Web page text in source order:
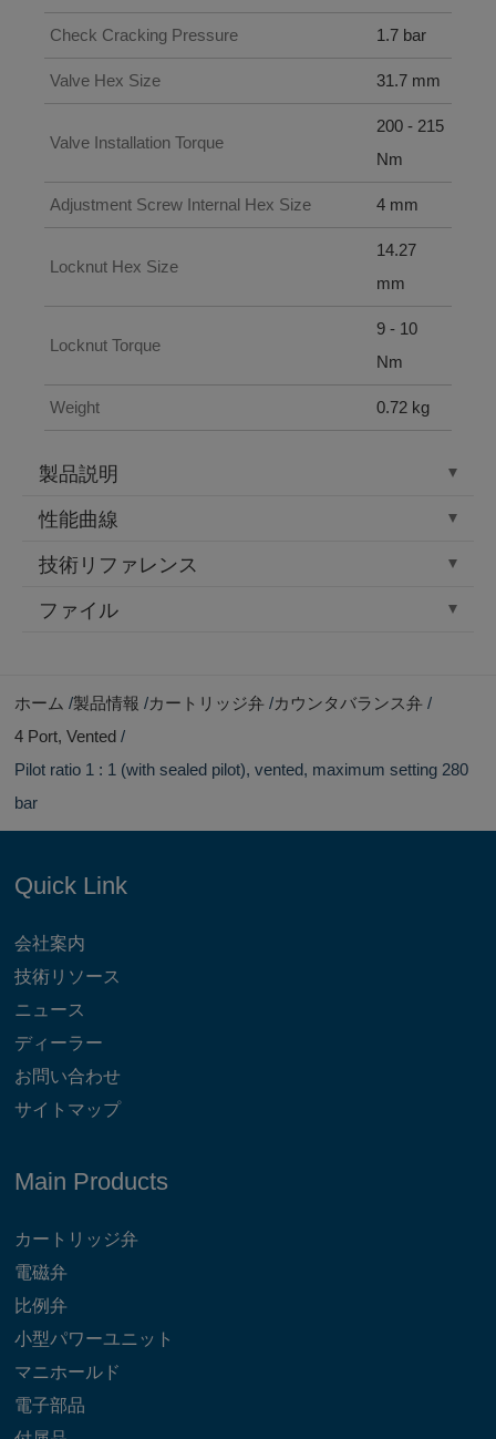
Check Cracking Pressure 1.7 bar
Valve Hex Size 31.7 mm
Valve Installation Torque
200 - 215
Nm
Adjustment Screw Internal Hex Size 4 mm
Locknut Hex Size
14.27
mm
Locknut Torque
9 - 10
Nm
Weight 0.72 kg
製品説明
性能曲線
技術リファレンス
ファイル
ホーム 製品情報 カートリッジ弁 カウンタバランス弁
4 Port, Vented
Pilot ratio 1 : 1 (with sealed pilot), vented, maximum setting 280
bar
Quick Link
会社案内
技術リソース
ニュース
ディーラー
お問い合わせ
サイトマップ
Main Products
カートリッジ弁
電磁弁
比例弁
小型パワーユニット
マニホールド
電子部品